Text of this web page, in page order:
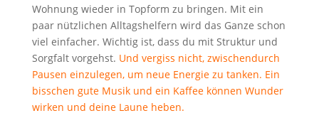
Woh­nung wie­der in Top­form zu brin­gen. Mit ein
paar nütz­li­chen All­tags­hel­fern wird das Gan­ze schon
viel ein­fa­cher. Wich­tig ist, dass du mit Struk­tur und
Sorg­falt vor­gehst. Und ver­giss nicht, zwi­schen­durch
Pau­sen ein­zu­le­gen, um neue Ener­gie zu tan­ken. Ein
biss­chen gute Musik und ein Kaf­fee kön­nen Wun­der
wir­ken und dei­ne Lau­ne heben.